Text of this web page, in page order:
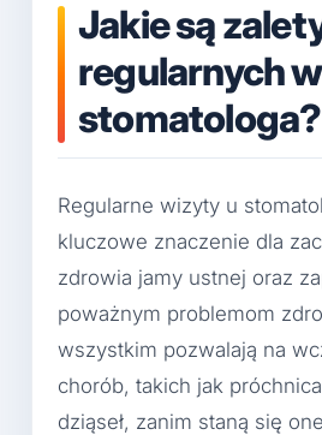
Jakie są
regularnych
stomatologa?
Regularne wizyty u
kluczowe znaczenie dla
zdrowia jamy ustnej oraz
poważnym problemom
wszystkim pozwalają na
chorób, takich jak
dziąseł, zanim staną się